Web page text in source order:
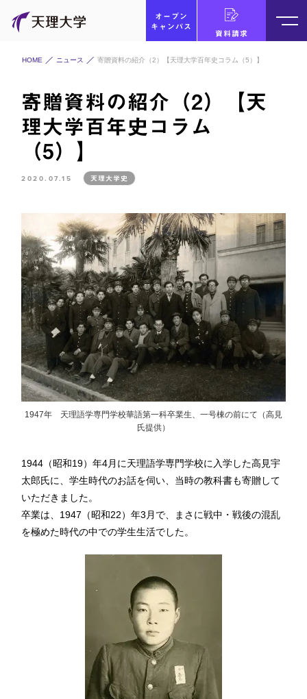
オープン
キャンパス
資料請求
HOME ニュース 寄贈資料の紹介（2）【天理大学百年史コラム（5）】
寄贈資料の紹介（2）【天
理大学百年史コラム
（5）】
2020.07.15 天理大学史
1947年 天理語学専門学校華語第一科卒業生、一号棟の前にて（高見
氏提供）
1944（昭和19）年4月に天理語学専門学校に入学した高見宇
太郎氏に、学生時代のお話を伺い、当時の教科書も寄贈して
いただきました。
卒業は、1947（昭和22）年3月で、まさに戦中・戦後の混乱
を極めた時代の中での学生生活でした。